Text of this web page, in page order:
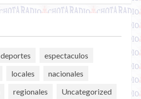
deportes
espectaculos
locales
nacionales
regionales Uncategorized